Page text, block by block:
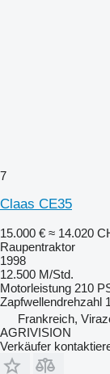
7
Claas CE35
15.000 € ≈ 14.020
Raupentraktor
1998
12.500 M/Std.
Motorleistung 210
Zapfwellendrehzahl
Frankreich,
AGRIVISION
Verkäufer